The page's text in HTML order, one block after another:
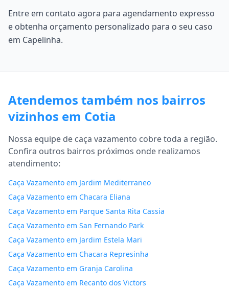
Entre em contato agora para agendamento expresso
e obtenha orçamento personalizado para o seu caso
em Capelinha.
Atendemos também nos bairros
vizinhos em Cotia
Nossa equipe de caça vazamento cobre toda a região.
Confira outros bairros próximos onde realizamos
atendimento:
Caça Vazamento em Jardim Mediterraneo
Caça Vazamento em Chacara Eliana
Caça Vazamento em Parque Santa Rita Cassia
Caça Vazamento em San Fernando Park
Caça Vazamento em Jardim Estela Mari
Caça Vazamento em Chacara Represinha
Caça Vazamento em Granja Carolina
Caça Vazamento em Recanto dos Victors